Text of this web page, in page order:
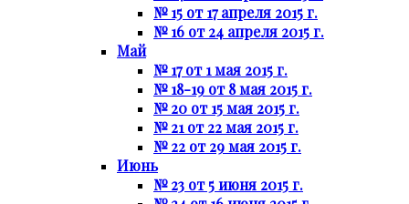
№ 15 от 17 апреля 2015 г.
№ 16 от 24 апреля 2015 г.
Май
№ 17 от 1 мая 2015 г.
№ 18-19 от 8 мая 2015 г.
№ 20 от 15 мая 2015 г.
№ 21 от 22 мая 2015 г.
№ 22 от 29 мая 2015 г.
Июнь
№ 23 от 5 июня 2015 г.